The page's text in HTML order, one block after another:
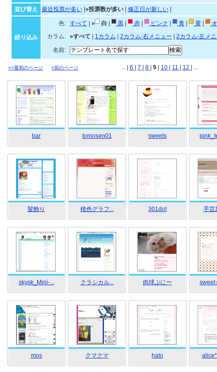
並び替え
最近投票が多い| »投票数が多い| 修正日が新しい|
絞り込み
色: すべて » 白 黒| 赤| ピンク 青| 黄|
カラム:
»すべて 1カラム 2カラム-右メニュー
2カラム-左メ
名前:
<<最初のページ <前のページ ... | 6 7 8 9 10 11 12 | ...
bar tomosen01 sweets
髪飾り 桃色グラフ... 301dot 手芸
skysk_Mini-... クラシカル... 肉球ぷにー
mos クマクマ hato